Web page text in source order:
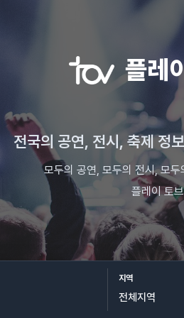
플레
전국의 공연, 전시, 축제 정
모두의 공연, 모두의 전시, 모
플레이 토
지역